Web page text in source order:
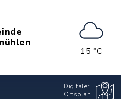
15 °C
Digitaler
Ortsplan